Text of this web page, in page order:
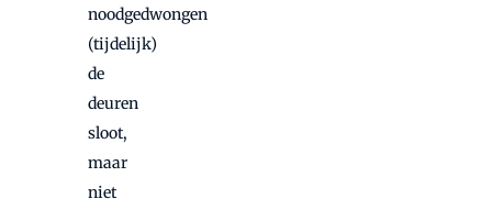
noodgedwongen
(tijdelijk)
de
deuren
sloot,
maar
niet